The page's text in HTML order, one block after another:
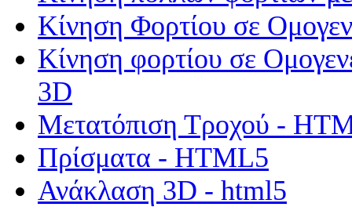
Κίνηση Φορτίου σε
Κίνηση φορτίου σε
3D
Μετατόπιση Τροχού -
Πρίσματα - HTML5
Ανάκλαση 3D - html5